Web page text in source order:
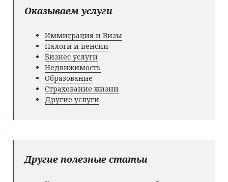
Оказываем услуги
Иммиграция и Визы
Налоги и пенсии
Бизнес услуги
Недвижимость
Образование
Страхование жизни
Другие услуги
Другие полезные статьи